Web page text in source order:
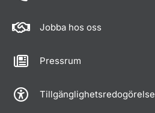
Jobba hos oss
Pressrum
Tillgänglighetsredogörelse